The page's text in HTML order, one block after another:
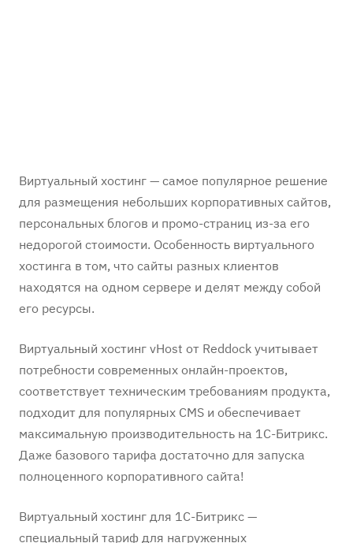
Виртуальный хостинг — самое популярное решение
для размещения небольших корпоративных сайтов,
персональных блогов и промо-страниц из-за его
недорогой стоимости. Особенность виртуального
хостинга в том, что сайты разных клиентов
находятся на одном сервере и делят между собой
его ресурсы.
Виртуальный хостинг vHost от Reddock учитывает
потребности современных онлайн-проектов,
соответствует техническим требованиям продукта,
подходит для популярных CMS и обеспечивает
максимальную производительность на 1С-Битрикс.
Даже базового тарифа достаточно для запуска
полноценного корпоративного сайта!
Виртуальный хостинг для 1С-Битрикс —
специальный тариф для нагруженных